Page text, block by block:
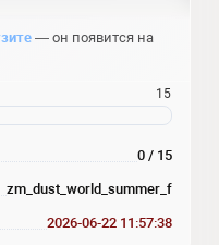
— он появится на
15
0 / 15
zm_dust_world_summer_f
2026-06-22 11:57:38